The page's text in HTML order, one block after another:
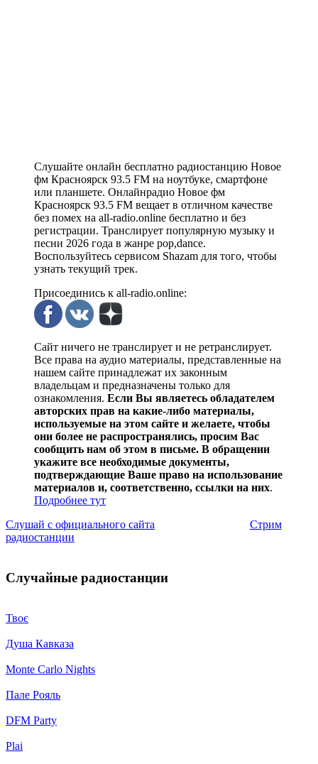
Слушайте онлайн бесплатно радиостанцию Новое
фм Красноярск 93.5 FM на ноутбуке, смартфоне
или планшете. Онлайнрадио Новое фм
Красноярск 93.5 FM вещает в отличном качестве
без помех на all-radio.online бесплатно и без
регистрации. Транслирует популярную музыку и
песни 2026 года в жанре pop,dance.
Воспользуйтесь сервисом Shazam для того, чтобы
узнать текущий трек.
Присоединись к all-radio.online:
Сайт ничего не транслирует и не ретранслирует.
Все права на аудио материалы, представленные на
нашем сайте принадлежат их законным
владельцам и предназначены только для
ознакомления. Если Вы являетесь обладателем
авторских прав на какие-либо материалы,
используемые на этом сайте и желаете, чтобы
они более не распространялись, просим Вас
сообщить нам об этом в письме. В обращении
укажите все необходимые документы,
подтверждающие Ваше право на использование
материалов и, соответственно, ссылки на них.
Подробнее тут
Слушай с официального сайта
Стрим
радиостанции
Случайные радиостанции
Твоє
Душа Кавказа
Monte Carlo Nights
Пале Рояль
DFM Party
Plai